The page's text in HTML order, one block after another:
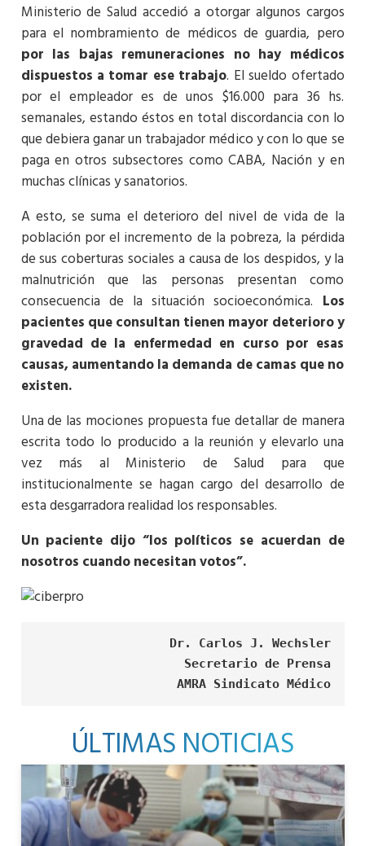
Ministerio de Salud accedió a otorgar algunos cargos
para el nombramiento de médicos de guardia, pero
por las bajas remuneraciones no hay médicos
dispuestos a tomar ese trabajo. El sueldo ofertado
por el empleador es de unos $16.000 para 36 hs.
semanales, estando éstos en total discordancia con lo
que debiera ganar un trabajador médico y con lo que se
paga en otros subsectores como CABA, Nación y en
muchas clínicas y sanatorios.
A esto, se suma el deterioro del nivel de vida de la
población por el incremento de la pobreza, la pérdida
de sus coberturas sociales a causa de los despidos, y la
malnutrición que las personas presentan como
consecuencia de la situación socioeconómica. Los
pacientes que consultan tienen mayor deterioro y
gravedad de la enfermedad en curso por esas
causas, aumentando la demanda de camas que no
existen.
Una de las mociones propuesta fue detallar de manera
escrita todo lo producido a la reunión y elevarlo una
vez más al Ministerio de Salud para que
institucionalmente se hagan cargo del desarrollo de
esta desgarradora realidad los responsables.
Un paciente dijo “los políticos se acuerdan de
nosotros cuando necesitan votos”.
Dr. Carlos J. Wechsler
Secretario de Prensa
AMRA Sindicato Médico
ÚLTIMAS NOTICIAS